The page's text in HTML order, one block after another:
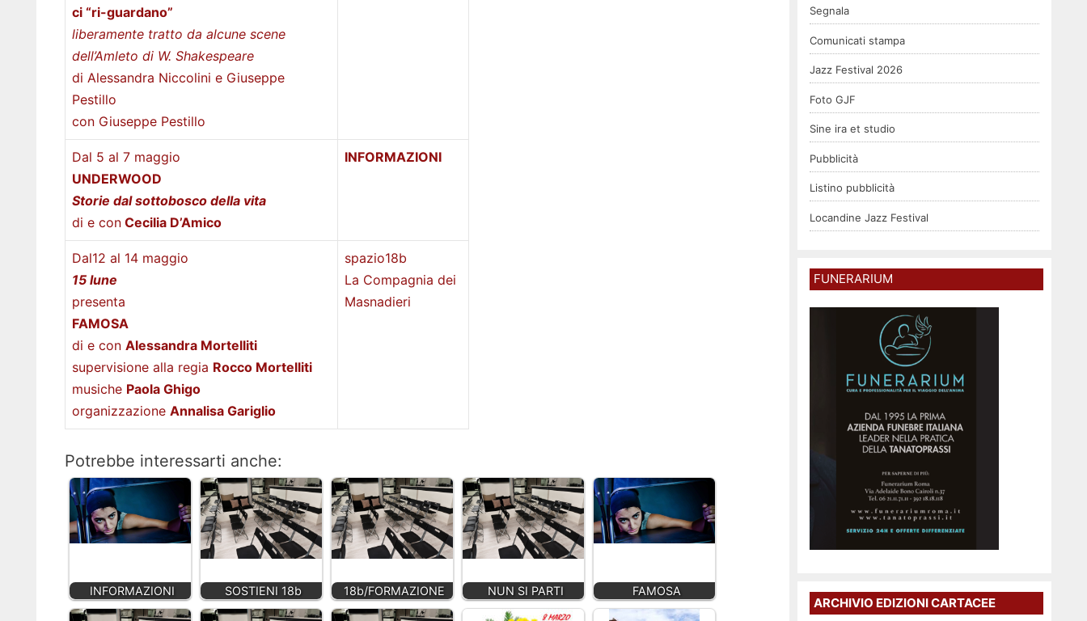
ci “ri-guardano”
liberamente tratto da alcune scene
dell’Amleto di W. Shakespeare
di Alessandra Niccolini e Giuseppe
Pestillo
con Giuseppe Pestillo
Dal 5 al 7 maggio
UNDERWOOD
Storie dal sottobosco della vita
di e conCecilia D’Amico
INFORMAZIONI
Dal12 al 14 maggio
15 lune
presenta
FAMOSA
di e con Alessandra Mortelliti
supervisione alla regia Rocco Mortelliti
musiche Paola Ghigo
organizzazione Annalisa Gariglio
spazio18b
La Compagnia dei
Masnadieri
Potrebbe interessarti anche:
INFORMAZIONI SOSTIENI 18b 18b/FORMAZIONE NUN SI PARTI FAMOSA
Segnala
Comunicati stampa
Jazz Festival 2026
Foto GJF
Sine ira et studio
Pubblicità
Listino pubblicità
Locandine Jazz Festival
FUNERARIUM
ARCHIVIO EDIZIONI CARTACEE